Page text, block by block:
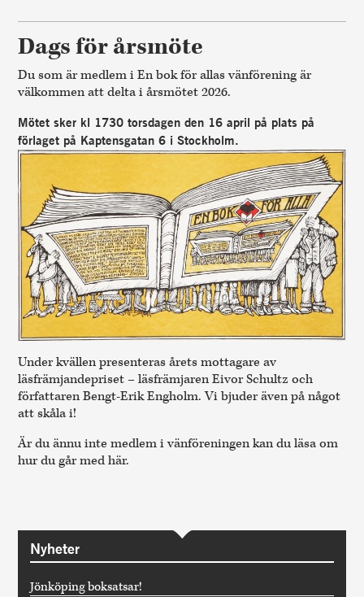
Dags för årsmöte
Du som är medlem iEn bok för allas vänföreningär
välkommen att delta i årsmötet 2026.
Mötet sker kl 1730 torsdagen den 16 april på plats på
förlaget på Kaptensgatan 6 i Stockholm.
Under kvällen presenteras årets mottagare av
läsfrämjandepriset – läsfrämjaren Eivor Schultz och
författaren Bengt-Erik Engholm. Vi bjuder även på något
att skåla i!
Är du ännu inte medlem i vänföreningen kan duläsa om
hur du går med här.
Nyheter
Jönköping boksatsar!